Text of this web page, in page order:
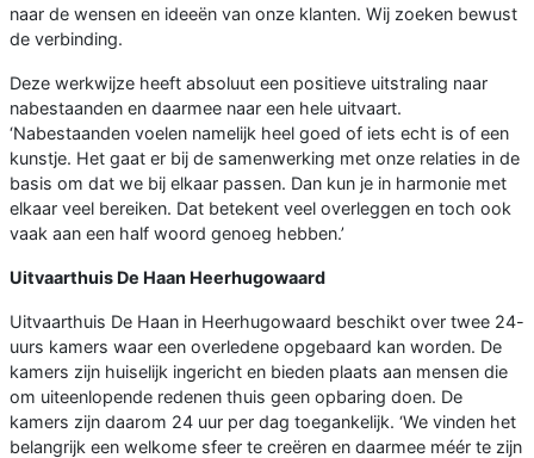
naar de wensen en ideeën van onze klanten. Wij zoeken bewust
de verbinding.
Deze werkwijze heeft absoluut een positieve uitstraling naar
nabestaanden en daarmee naar een hele uitvaart.
‘Nabestaanden voelen namelijk heel goed of iets echt is of een
kunstje. Het gaat er bij de samenwerking met onze relaties in de
basis om dat we bij elkaar passen. Dan kun je in harmonie met
elkaar veel bereiken. Dat betekent veel overleggen en toch ook
vaak aan een half woord genoeg hebben.’
Uitvaarthuis De Haan Heerhugowaard
Uitvaarthuis De Haan in Heerhugowaard beschikt over twee 24-
uurs kamers waar een overledene opgebaard kan worden. De
kamers zijn huiselijk ingericht en bieden plaats aan mensen die
om uiteenlopende redenen thuis geen opbaring doen. De
kamers zijn daarom 24 uur per dag toegankelijk. ‘We vinden het
belangrijk een welkome sfeer te creëren en daarmee méér te zijn